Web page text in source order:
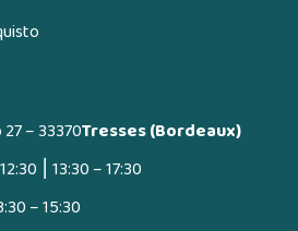
– 33370Tresses (Bordeaux)
⎮ 13:30 – 17:30
– 15:30